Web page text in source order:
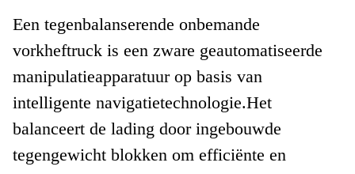
Een tegenbalanserende onbemande
vorkheftruck is een zware geautomatiseerde
manipulatieapparatuur op basis van
intelligente navigatietechnologie.Het
balanceert de lading door ingebouwde
tegengewicht blokken om efficiënte en